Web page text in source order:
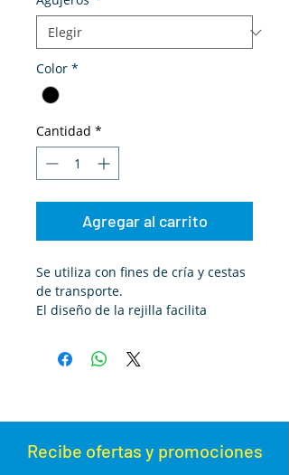
Color *
Cantidad *
Agregar al carrito
Se utiliza con fines de cría y cestas
de transporte.
El diseño de la rejilla facilita
Recibe ofertas y promociones